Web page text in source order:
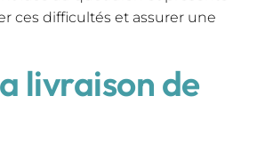
ces difficultés et assurer une
livraison de